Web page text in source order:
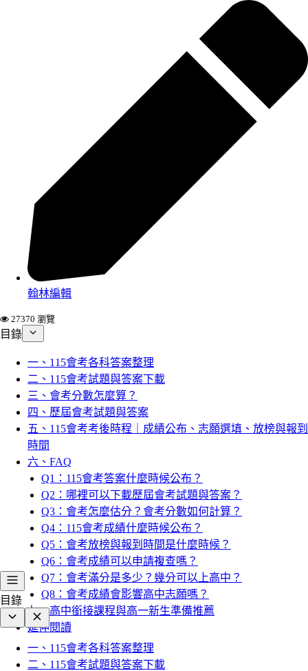
翰林編輯
27370 瀏覽
目錄
一、115會考各科答案整理
二、115會考試題與答案下載
三、會考分數怎麼算？
四、歷屆會考試題與答案
五、115會考考後時程｜成績公布、志願選填、放榜與報到
時間
六、FAQ
Q1：115會考答案什麼時候公布？
Q2：哪裡可以下載歷屆會考試題與答案？
Q3：會考怎麼估分？會考分數如何計算？
Q4：115會考成績什麼時候公布？
Q5：會考放榜與報到時間是什麼時候？
Q6：會考成績可以申請複查嗎？
Q7：會考滿分是多少？幾分可以上高中？
Q8：會考成績會影響高中志願嗎？
七、高中銜接課程與高一新生準備推薦
延伸閱讀
目錄
一、115會考各科答案整理
二、115會考試題與答案下載